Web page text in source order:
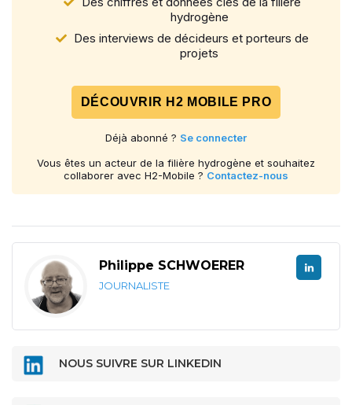
hydrogène
Des interviews de décideurs et porteurs de
projets
DÉCOUVRIR H2 MOBILE PRO
Déjà abonné ? Se connecter
Vous êtes un acteur de la filière hydrogène et souhaitez
collaborer avec H2-Mobile ? Contactez-nous
Philippe SCHWOERER
JOURNALISTE
NOUS SUIVRE SUR LINKEDIN